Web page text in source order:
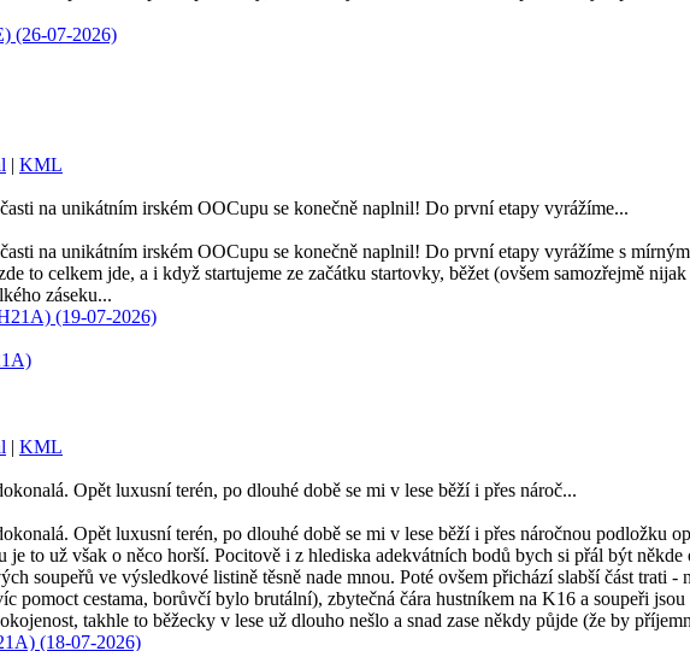
| KML
na unikátním irském OOCupu se konečně naplnil! Do první etapy vyrážíme...
na unikátním irském OOCupu se konečně naplnil! Do první etapy vyrážíme s
to celkem jde, a i když startujeme ze začátku startovky, běžet (ovšem samozřejmě
záseku...
| KML
Opět luxusní terén, po dlouhé době se mi v lese běží i přes nároč...
Opět luxusní terén, po dlouhé době se mi v lese běží i přes náročnou podložku
je to už však o něco horší. Pocitově i z hlediska adekvátních bodů bych si přál být
soupeřů ve výsledkové listině těsně nade mnou. Poté ovšem přichází slabší část trati
pomoct cestama, borůvčí bylo brutální), zbytečná čára hustníkem na K16 a soupeři
takhle to běžecky v lese už dlouho nešlo a snad zase někdy půjde (že by